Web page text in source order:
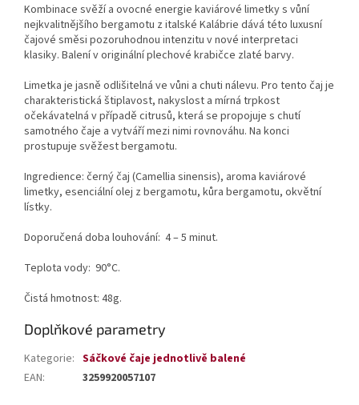
Kombinace svěží a ovocné energie kaviárové limetky s vůní
nejkvalitnějšího bergamotu z italské Kalábrie dává této luxusní
čajové směsi pozoruhodnou intenzitu v nové interpretaci
klasiky. Balení v originální plechové krabičce zlaté barvy.
Limetka je jasně odlišitelná ve vůni a chuti nálevu. Pro tento čaj je
charakteristická štiplavost, nakyslost a mírná trpkost
očekávatelná v případě citrusů, která se propojuje s chutí
samotného čaje a vytváří mezi nimi rovnováhu. Na konci
prostupuje svěžest bergamotu.
Ingredience: černý čaj (Camellia sinensis), aroma kaviárové
limetky, esenciální olej z bergamotu, kůra bergamotu, okvětní
lístky.
Doporučená doba louhování: 4 – 5 minut.
Teplota vody: 90°C.
Čistá hmotnost: 48g.
Doplňkové parametry
Kategorie: Sáčkové čaje jednotlivě balené
EAN: 3259920057107